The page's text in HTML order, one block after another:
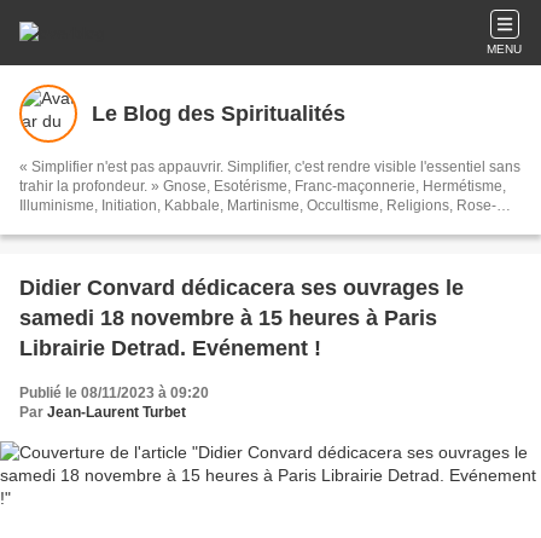
MENU
Le Blog des Spiritualités
« Simplifier n'est pas appauvrir. Simplifier, c'est rendre visible l'essentiel sans
trahir la profondeur. » Gnose, Esotérisme, Franc-maçonnerie, Hermétisme,
Illuminisme, Initiation, Kabbale, Martinisme, Occultisme, Religions, Rose-
sortes de choses...
Didier Convard dédicacera ses ouvrages le
samedi 18 novembre à 15 heures à Paris
Librairie Detrad. Evénement !
Publié le 08/11/2023 à 09:20
Par Jean-Laurent Turbet